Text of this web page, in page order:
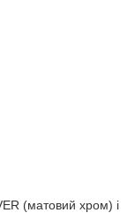
(матовий хром) і